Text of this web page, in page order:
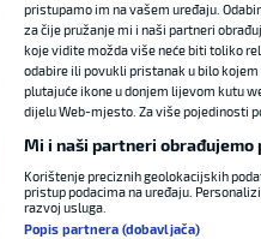
pristupamo im na vašem uređaju.
za čije pružanje mi i naši partneri
koje vidite možda više neće biti toliko
odabire ili povukli pristanak u bilo
plutajuće ikone u donjem lijevom kutu
dijelu Web-mjesto. Za više pojedinosti
Mi i naši partneri
Korištenje preciznih geolokacijskih
pristup podacima na uređaju.
razvoj usluga.
Popis partnera (dobavljača)